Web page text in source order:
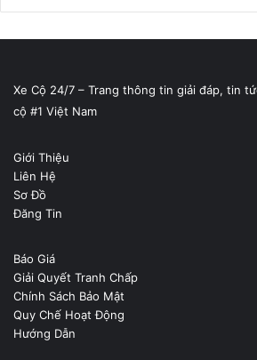
Xe Cộ 24/7 – Trang thông tin giải đáp, tin
cộ #1 Việt Nam
Giới Thiệu
Liên Hệ
Sơ Đồ
Đăng Tin
Báo Giá
Giải Quyết Tranh Chấp
Chính Sách Bảo Mật
Quy Chế Hoạt Động
Hướng Dẫn